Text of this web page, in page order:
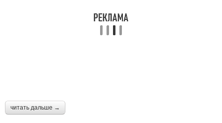
Светлое мелирование
Осложнения при
читать дальше →